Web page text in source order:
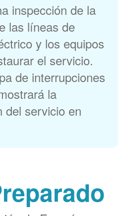
inspección de la
las líneas de
y los equipos
el servicio.
de interrupciones
la
del servicio en